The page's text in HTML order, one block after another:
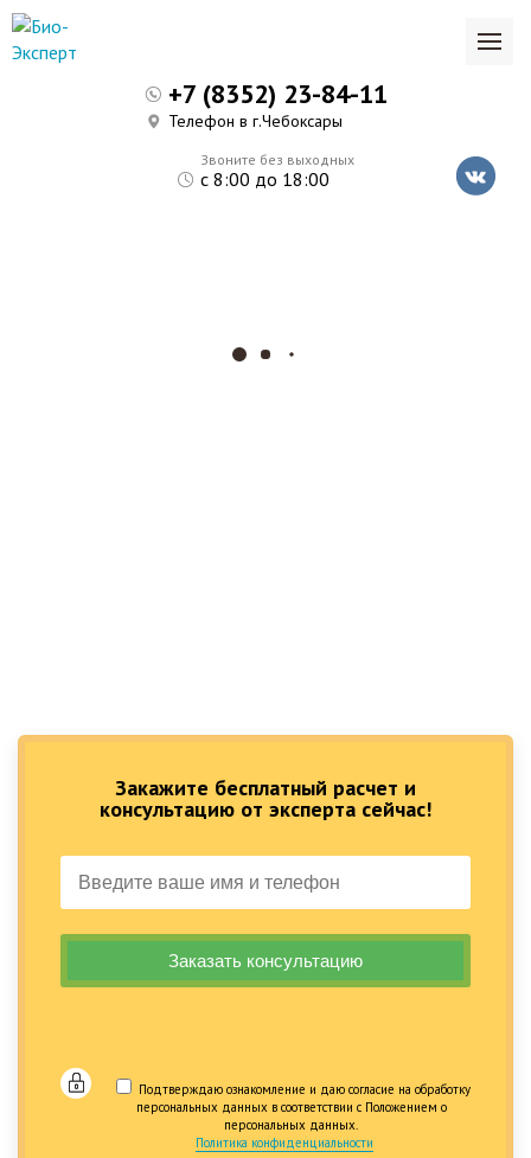
Закажите бесплатный расчет и
консультацию от эксперта сейчас!
Подтверждаю ознакомление и даю согласие на обработку
персональных данных в соответствии с Положением о
персональных данных.
Политика конфиденциальности
Звоните без выходных
с 8:00 до 18:00
+7 (8352) 23-84-11
Телефон в г.Чебоксары